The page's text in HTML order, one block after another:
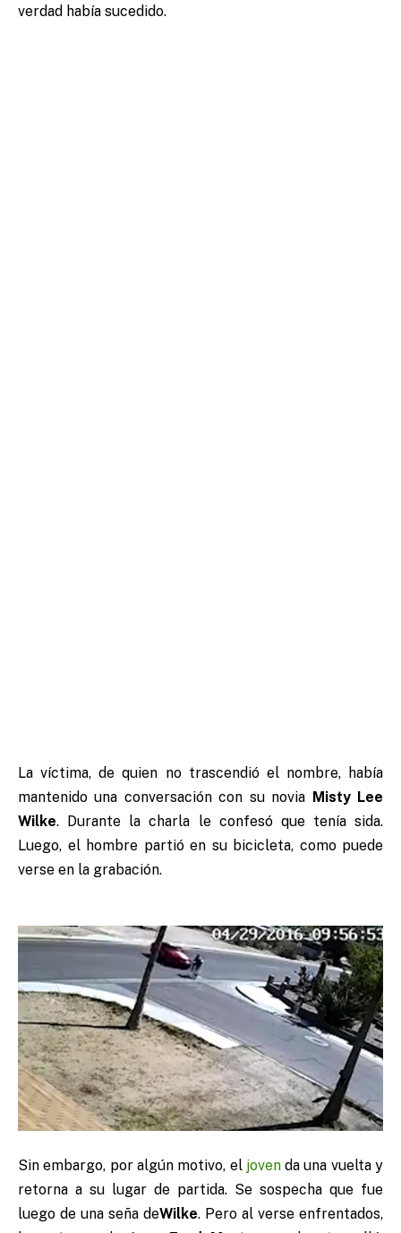
verdad había sucedido.
La víctima, de quien no trascendió el nombre, había
mantenido una conversación con su novia Misty Lee
Wilke. Durante la charla le confesó que tenía sida.
Luego, el hombre partió en su bicicleta, como puede
verse en la grabación.
Sin embargo, por algún motivo, el jovenda una vuelta y
retorna a su lugar de partida. Se sospecha que fue
luego de una seña deWilke. Pero al verse enfrentados,